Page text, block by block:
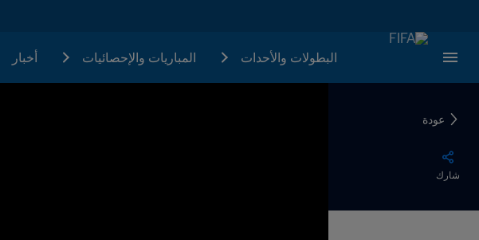
البطولات والأحدات المباريات والإحصائيات أخبار
عودة
شارك